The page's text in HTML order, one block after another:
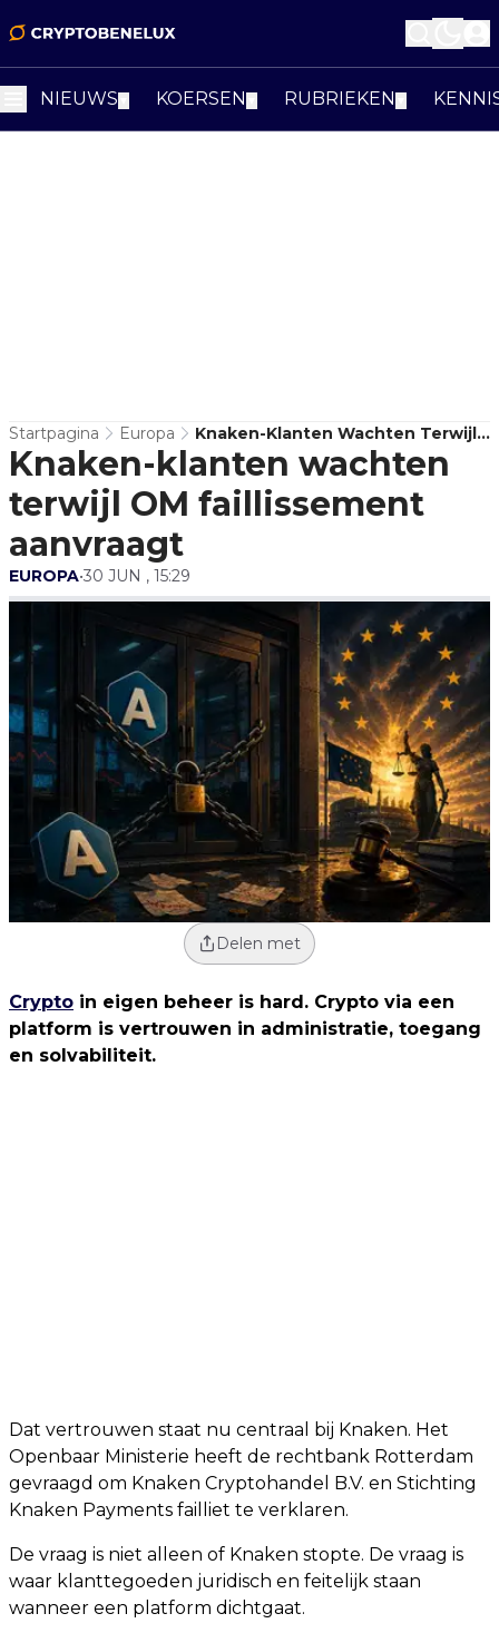
NIEUWS KOERSEN RUBRIEKEN
Startpagina Europa
Knaken-Klanten Wachten Terwijl
OM Faillissement Aanvraagt
Knaken-klanten wachten
terwijl OM faillissement
aanvraagt
EUROPA•30 JUN , 15:29
Delen met
Crypto in eigen beheer is hard. Crypto via een
platform is vertrouwen in administratie, toegang
en solvabiliteit.
Dat vertrouwen staat nu centraal bij Knaken. Het
Openbaar Ministerie heeft de rechtbank Rotterdam
gevraagd om Knaken Cryptohandel B.V. en Stichting
Knaken Payments failliet te verklaren.
De vraag is niet alleen of Knaken stopte. De vraag is
waar klanttegoeden juridisch en feitelijk staan
wanneer een platform dichtgaat.